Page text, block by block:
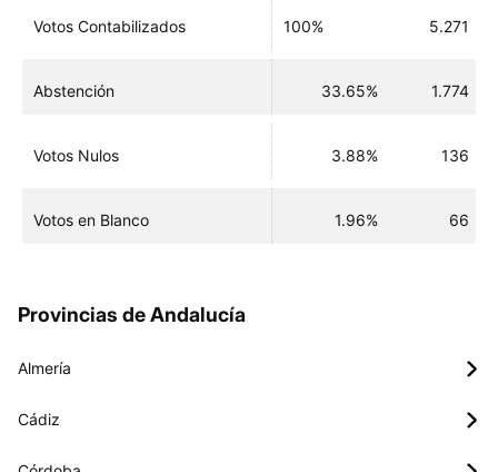
Votos Contabilizados 100% 5.271
Abstención 33.65% 1.774
Votos Nulos 3.88% 136
Votos en Blanco 1.96% 66
Provincias de Andalucía
Almería
Cádiz